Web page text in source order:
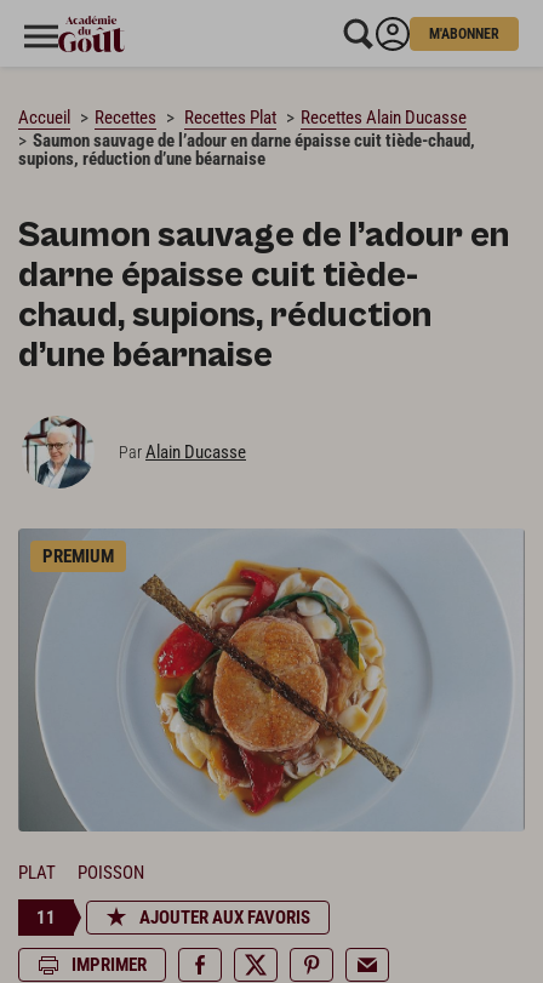
M'ABONNER
Accueil Recettes Recettes Plat
Recettes Alain Ducasse
Saumon sauvage de l’adour en darne épaisse cuit tiède-chaud,
supions, réduction d’une béarnaise
Saumon sauvage de l’adour en
darne épaisse cuit tiède-
chaud, supions, réduction
d’une béarnaise
ParAlain Ducasse
PREMIUM
PLAT POISSON
11 AJOUTER AUX FAVORIS
IMPRIMER
CHARGEMENT…